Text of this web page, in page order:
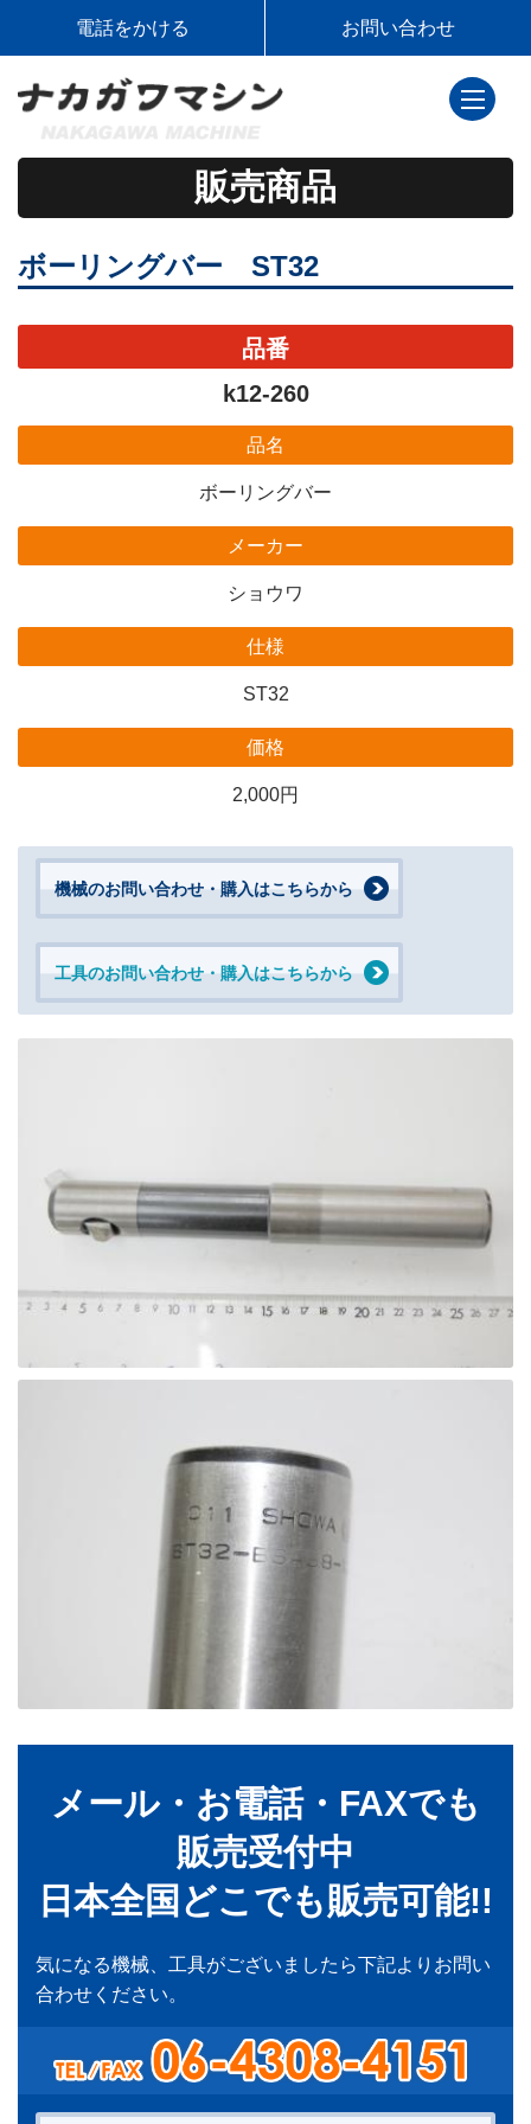
電話をかける お問い合わせ
toggle
販売商品
ボーリングバー ST32
品番
k12-260
品名
ボーリングバー
メーカー
ショウワ
仕様
ST32
価格
2,000円
機械のお問い合わせ・購入はこちらから
工具のお問い合わせ・購入はこちらから
メール・お電話・FAXでも
販売受付中
日本全国どこでも販売可能!!
気になる機械、工具がございましたら下記よりお問い
合わせください。